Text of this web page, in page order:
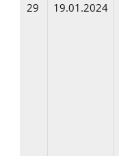
29 19.01.2024